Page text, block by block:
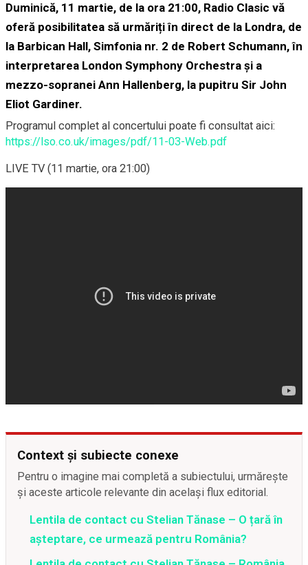
Duminică, 11 martie, de la ora 21:00, Radio Clasic vă
oferă posibilitatea să urmăriți în direct de la Londra, de
la Barbican Hall, Simfonia nr. 2 de Robert Schumann, în
interpretarea London Symphony Orchestra și a
mezzo-sopranei Ann Hallenberg, la pupitru Sir John
Eliot Gardiner.
Programul complet al concertului poate fi consultat aici:
https://lso.co.uk/images/pdf/11-03-Web.pdf
LIVE TV (11 martie, ora 21:00)
Context și subiecte conexe
Pentru o imagine mai completă a subiectului, urmărește
și aceste articole relevante din același flux editorial.
Lentila de contact cu Stelian Tănase – O țară în
așteptare, ce urmează pentru România?